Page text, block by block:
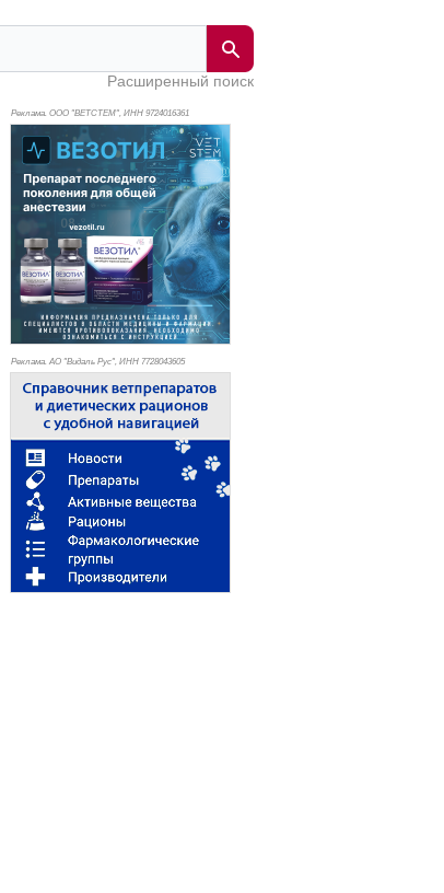
Расширенный поиск
Реклама. ООО "ВЕТСТЕМ", ИНН 9724016361
Реклама. АО "Видаль Рус", ИНН 7728043605